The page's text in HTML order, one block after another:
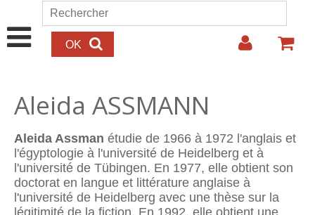
Aller au contenu principal
Formulaire de recherche
Rechercher
Aleida ASSMANN
Aleida Assman étudie de 1966 à 1972 l'anglais et
l'égyptologie à l'université de Heidelberg et à
l'université de Tübingen. En 1977, elle obtient son
doctorat en langue et littérature anglaise à
l'université de Heidelberg avec une thèse sur la